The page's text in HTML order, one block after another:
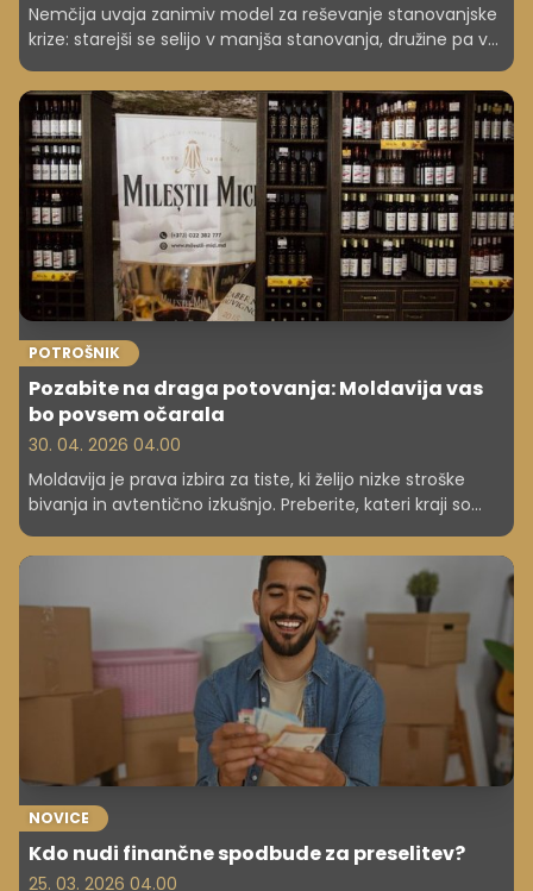
Nemčija uvaja zanimiv model za reševanje stanovanjske
krize: starejši se selijo v manjša stanovanja, družine pa v
POTROŠNIK
Pozabite na draga potovanja: Moldavija vas
bo povsem očarala
30. 04. 2026 04.00
Moldavija je prava izbira za tiste, ki želijo nizke stroške
bivanja in avtentično izkušnjo. Preberite, kateri kraji so
ključni za ogled in kakšne so cene lokalne ponudbe.
NOVICE
Kdo nudi finančne spodbude za preselitev?
25. 03. 2026 04.00